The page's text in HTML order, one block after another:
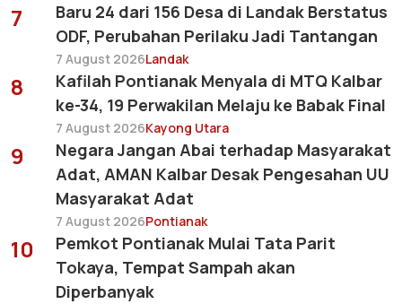
7
Baru 24 dari 156 Desa di Landak Berstatus
ODF, Perubahan Perilaku Jadi Tantangan
7 August 2026Landak
8
Kafilah Pontianak Menyala di MTQ Kalbar
ke-34, 19 Perwakilan Melaju ke Babak Final
7 August 2026Kayong Utara
9
Negara Jangan Abai terhadap Masyarakat
Adat, AMAN Kalbar Desak Pengesahan UU
Masyarakat Adat
7 August 2026Pontianak
10
Pemkot Pontianak Mulai Tata Parit
Tokaya, Tempat Sampah akan
Diperbanyak